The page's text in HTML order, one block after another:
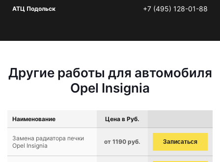
АТЦ Подольск +7 (495) 128-01-88
Другие работы для автомобиля
Opel Insignia
Наименование Цена в Руб.
Замена радиатора печки
Opel Insignia
от 1190 руб. Записаться